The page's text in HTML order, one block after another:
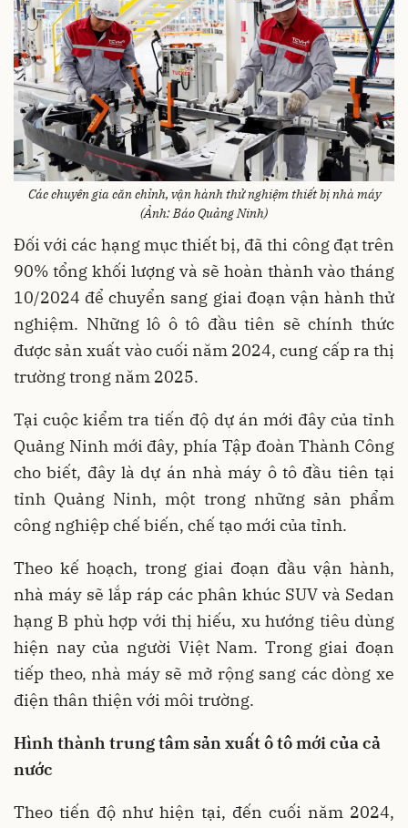
Các chuyên gia căn chỉnh, vận hành thử nghiệm thiết bị nhà máy
(Ảnh: Báo Quảng Ninh)
Đối với các hạng mục thiết bị, đã thi công đạt trên
90% tổng khối lượng và sẽ hoàn thành vào tháng
10/2024 để chuyển sang giai đoạn vận hành thử
nghiệm. Những lô ô tô đầu tiên sẽ chính thức
được sản xuất vào cuối năm 2024, cung cấp ra thị
trường trong năm 2025.
Tại cuộc kiểm tra tiến độ dự án mới đây của tỉnh
Quảng Ninh mới đây, phía Tập đoàn Thành Công
cho biết, đây là dự án nhà máy ô tô đầu tiên tại
tỉnh Quảng Ninh, một trong những sản phẩm
công nghiệp chế biến, chế tạo mới của tỉnh.
Theo kế hoạch, trong giai đoạn đầu vận hành,
nhà máy sẽ lắp ráp các phân khúc SUV và Sedan
hạng B phù hợp với thị hiếu, xu hướng tiêu dùng
hiện nay của người Việt Nam. Trong giai đoạn
tiếp theo, nhà máy sẽ mở rộng sang các dòng xe
điện thân thiện với môi trường.
Hình thành trung tâm sản xuất ô tô mới của cả
nước
Theo tiến độ như hiện tại, đến cuối năm 2024,